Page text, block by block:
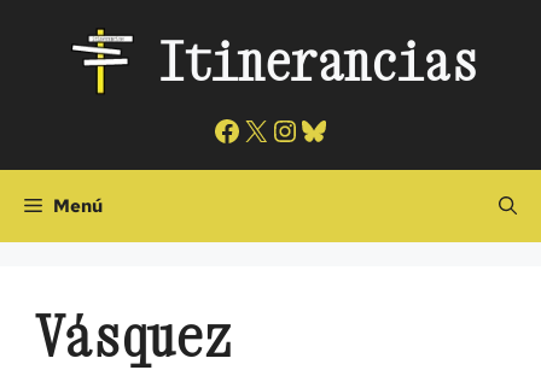
contenido
Itinerancias
Facebook
X Instagram
Bluesky
Menú
Vásquez